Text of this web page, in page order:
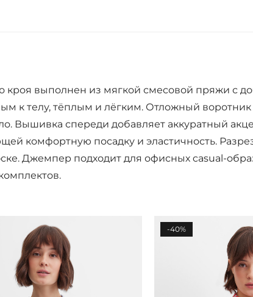
выполнен из мягкой смесовой пряжи с
к телу, тёплым и лёгким. Отложный воротник
Вышивка спереди добавляет аккуратный
комфортную посадку и эластичность.
Джемпер подходит для офисных casual-
-40%